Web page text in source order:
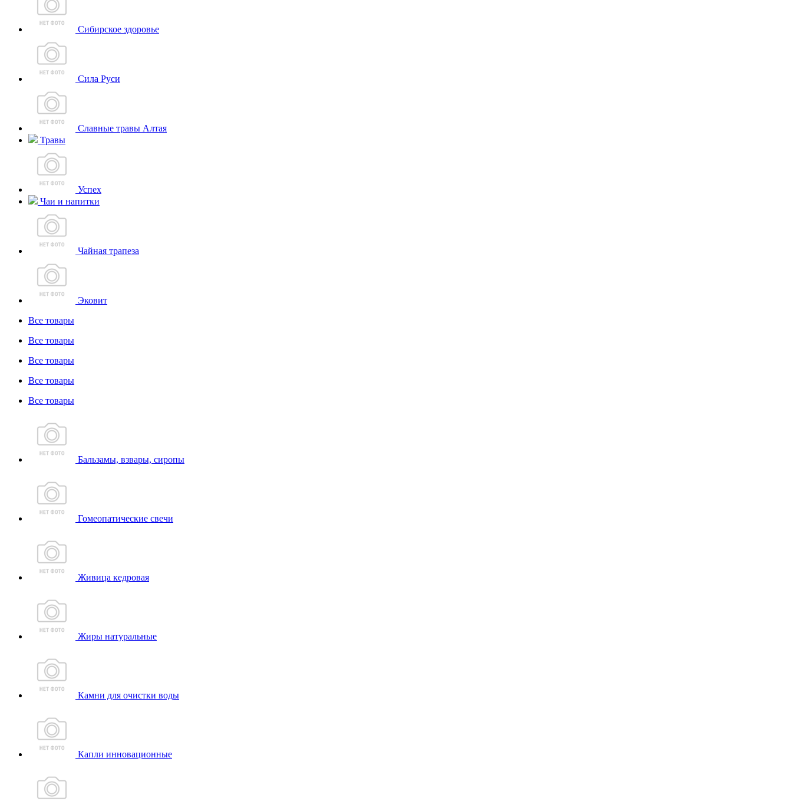
Сибирское здоровье
Сила Руси
Славные травы Алтая
Травы
Успех
Чаи и напитки
Чайная трапеза
Эковит
Все товары
Все товары
Все товары
Все товары
Все товары
Бальзамы, взвары, сиропы
Гомеопатические свечи
Живица кедровая
Жиры натуральные
Камни для очистки воды
Капли инновационные